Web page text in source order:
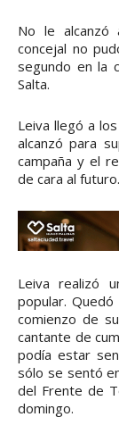
No le alcanzó
concejal no
segundo en la
Salta.
Leiva llegó a
alcanzó para
campaña y el
de cara al futuro.
Leiva realizó
popular.
comienzo de
cantante de
podía estar
sólo se sentó
del Frente de
domingo.